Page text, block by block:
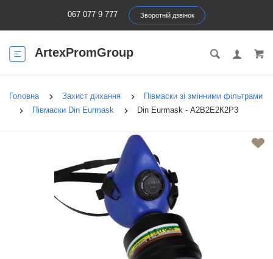
067 077 9 777 Зворотній дзвінок
ArtexPromGroup
Головна Захист дихання
Півмаски зі змінними фільтрами
Півмаски Din Eurmask
Din Eurmask - А2В2Е2К2Р3